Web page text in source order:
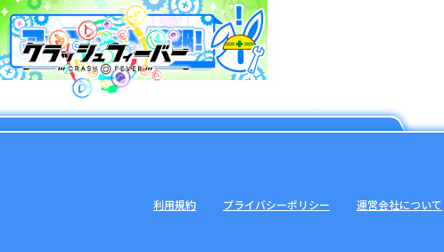
利用規約 プライバシーポリシー 運営会社について